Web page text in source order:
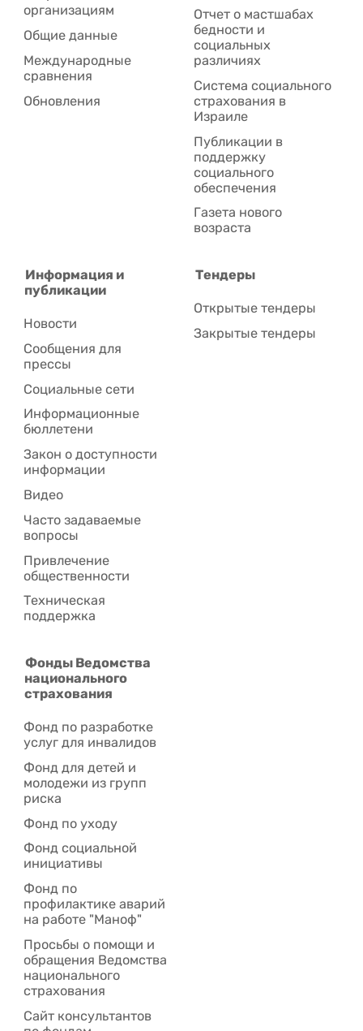
организациям
Общие данные
Международные
сравнения
Обновления
Отчет о мастшабах
бедности и
социальных
различиях
Система социального
страхования в
Израиле
Публикации в
поддержку
социального
обеспечения
Газета нового
возраста
Информация и
публикации
Новости
Сообщения для
прессы
Социальные сети
Информационные
бюллетени
Закон о доступности
информации
Видео
Часто задаваемые
вопросы
Привлечение
общественности
Техническая
поддержка
Тендеры
Открытые тендеры
Закрытые тендеры
Фонды Ведомства
национального
страхования
Фонд по разработке
услуг для инвалидов
Фонд для детей и
молодежи из групп
риска
Фонд по уходу
Фонд социальной
инициативы
Фонд по
профилактике аварий
на работе "Маноф"
Просьбы о помощи и
обращения Ведомства
национального
страхования
Сайт консультантов